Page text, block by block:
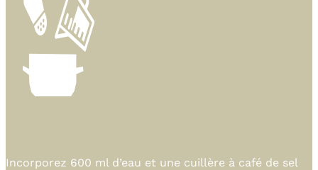
Incorporez 600 ml d’eau et une cuillère à café de sel